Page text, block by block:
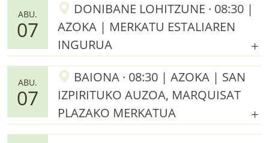
ABU.
07
DONIBANE LOHITZUNE · 08:30 |
AZOKA | MERKATU ESTALIAREN
INGURUA
ABU.
07
BAIONA · 08:30 | AZOKA | SAN
IZPIRITUKO AUZOA, MARQUISAT
PLAZAKO MERKATUA